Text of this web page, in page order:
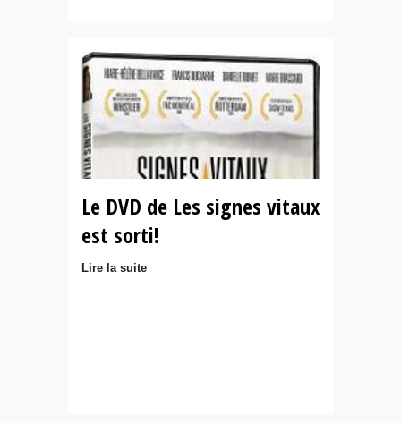
Le DVD de Les signes vitaux
est sorti!
Lire la suite